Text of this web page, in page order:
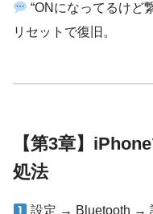
“ONになってるけど
リセットで復旧。
【第3章】
処法
設定 → Bluetooth →